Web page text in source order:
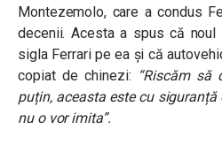
Montezemolo, care a condus
decenii. Acesta a spus că
sigla Ferrari pe ea și că
copiat de chinezi: “Riscăm să
puțin, aceasta este cu
nu o vor imita”.